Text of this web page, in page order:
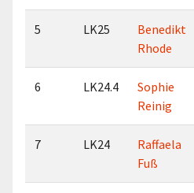
5 LK25
Benedikt
Rhode
6 LK24.4
Sophie
Reinig
7 LK24
Raffaela
Fuß